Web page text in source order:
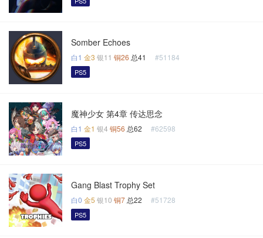
Somber Echoes
白1 金3 银11 铜26 总41 #51184
PS5
魔神少女 第4章 传达思念
白1 金1 银4 铜56 总62 #62598
PS5
Gang Blast Trophy Set
白0 金5 银10 铜7 总22 #51728
PS5